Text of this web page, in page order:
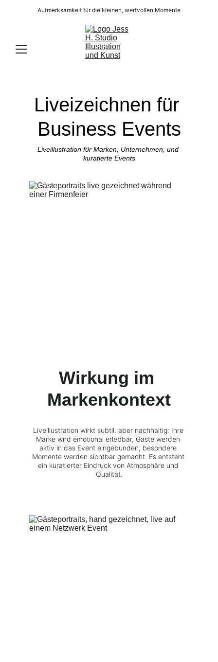
Aufmerksamkeit für die kleinen, wertvollen Momente
Liveizeichnen für
Business Events
Liveillustration für Marken, Unternehmen, und
kuratierte Events
Wirkung im
Markenkontext
Liveillustration wirkt subtil, aber nachhaltig: Ihre
Marke wird emotional erlebbar, Gäste werden
aktiv in das Event eingebunden, besondere
Momente werden sichtbar gemacht. Es entsteht
ein kuratierter Eindruck von Atmosphäre und
Qualität.